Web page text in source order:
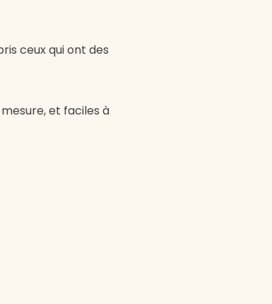
ceux qui ont des
et faciles à